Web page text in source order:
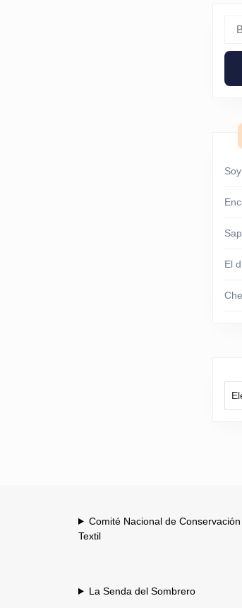
El
Comité Nacional de Conservación
Textil
La Senda del Sombrero